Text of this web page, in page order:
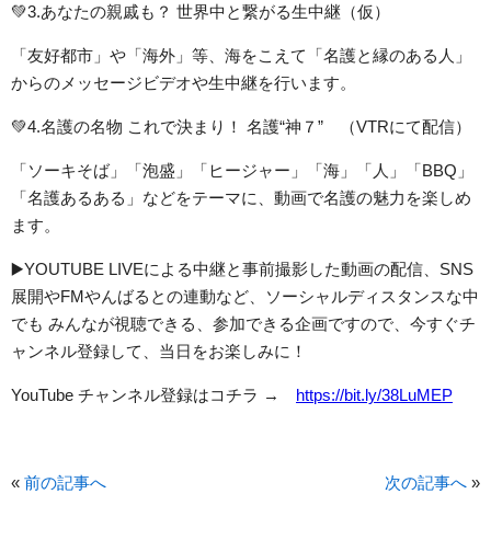
💚3.あなたの親戚も？ 世界中と繋がる生中継（仮）
「友好都市」や「海外」等、海をこえて「名護と縁のある人」
からのメッセージビデオや生中継を行います。
💚4.名護の名物 これで決まり！ 名護“神７” （VTRにて配信）
「ソーキそば」「泡盛」「ヒージャー」「海」「人」「BBQ」
「名護あるある」などをテーマに、動画で名護の魅力を楽しめ
ます。
▶️YOUTUBE LIVEによる中継と事前撮影した動画の配信、SNS
展開やFMやんばるとの連動など、ソーシャルディスタンスな中
でも みんなが視聴できる、参加できる企画ですので、今すぐチ
ャンネル登録して、当日をお楽しみに！
YouTube チャンネル登録はコチラ → https://bit.ly/38LuMEP
« 前の記事へ 次の記事へ »